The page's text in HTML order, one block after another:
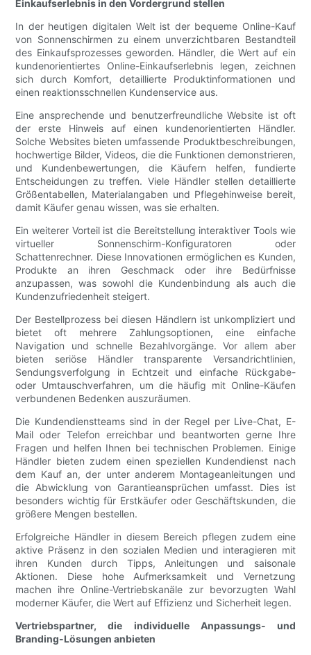
Einkaufserlebnis in den Vordergrund stellen
In der heutigen digitalen Welt ist der bequeme Online-Kauf
von Sonnenschirmen zu einem unverzichtbaren Bestandteil
des Einkaufsprozesses geworden. Händler, die Wert auf ein
kundenorientiertes Online-Einkaufserlebnis legen, zeichnen
sich durch Komfort, detaillierte Produktinformationen und
einen reaktionsschnellen Kundenservice aus.
Eine ansprechende und benutzerfreundliche Website ist oft
der erste Hinweis auf einen kundenorientierten Händler.
Solche Websites bieten umfassende Produktbeschreibungen,
hochwertige Bilder, Videos, die die Funktionen demonstrieren,
und Kundenbewertungen, die Käufern helfen, fundierte
Entscheidungen zu treffen. Viele Händler stellen detaillierte
Größentabellen, Materialangaben und Pflegehinweise bereit,
damit Käufer genau wissen, was sie erhalten.
Ein weiterer Vorteil ist die Bereitstellung interaktiver Tools wie
virtueller Sonnenschirm-Konfiguratoren oder
Schattenrechner. Diese Innovationen ermöglichen es Kunden,
Produkte an ihren Geschmack oder ihre Bedürfnisse
anzupassen, was sowohl die Kundenbindung als auch die
Kundenzufriedenheit steigert.
Der Bestellprozess bei diesen Händlern ist unkompliziert und
bietet oft mehrere Zahlungsoptionen, eine einfache
Navigation und schnelle Bezahlvorgänge. Vor allem aber
bieten seriöse Händler transparente Versandrichtlinien,
Sendungsverfolgung in Echtzeit und einfache Rückgabe-
oder Umtauschverfahren, um die häufig mit Online-Käufen
verbundenen Bedenken auszuräumen.
Die Kundendienstteams sind in der Regel per Live-Chat, E-
Mail oder Telefon erreichbar und beantworten gerne Ihre
Fragen und helfen Ihnen bei technischen Problemen. Einige
Händler bieten zudem einen speziellen Kundendienst nach
dem Kauf an, der unter anderem Montageanleitungen und
die Abwicklung von Garantieansprüchen umfasst. Dies ist
besonders wichtig für Erstkäufer oder Geschäftskunden, die
größere Mengen bestellen.
Erfolgreiche Händler in diesem Bereich pflegen zudem eine
aktive Präsenz in den sozialen Medien und interagieren mit
ihren Kunden durch Tipps, Anleitungen und saisonale
Aktionen. Diese hohe Aufmerksamkeit und Vernetzung
machen ihre Online-Vertriebskanäle zur bevorzugten Wahl
moderner Käufer, die Wert auf Effizienz und Sicherheit legen.
Vertriebspartner, die individuelle Anpassungs- und
Branding-Lösungen anbieten